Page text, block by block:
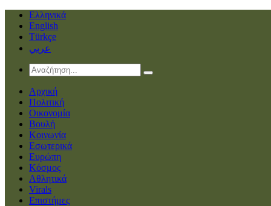
Ελληνικά
English
Türkçe
عربي
Αρχική
Πολιτική
Οικονομία
Βουλή
Κοινωνία
Εσωτερικά
Ευρώπη
Κόσμος
Αθλητικά
Virals
Επιστήμες